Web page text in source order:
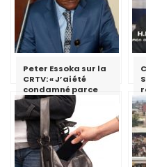
Peter Essoka sur la
CRTV: « J’ai été
condamné parce
que j’ai essayé de
critiquer le fait qu’il
ne faut pas utiliser
le discours de haine
»